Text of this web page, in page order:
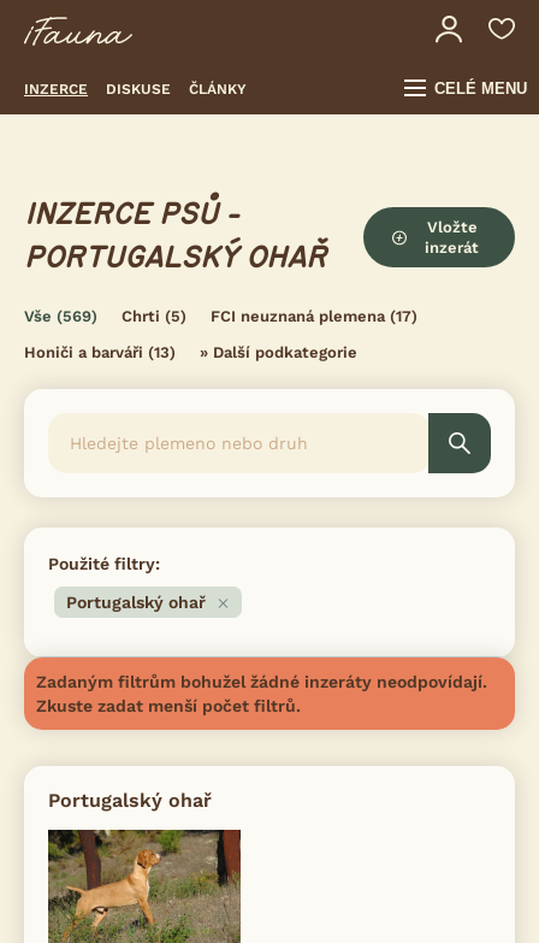
INZERCE DISKUSE ČLÁNKY CELÉ MENU
INZERCE PSŮ -
PORTUGALSKÝ OHAŘ
Vložte
inzerát
Vše (569) Chrti (5) FCI neuznaná plemena(17)
Honiči a barváři (13) » Další podkategorie
Použité filtry:
Portugalský ohař
Zadaným filtrům bohužel žádné inzeráty neodpovídají.
Zkuste zadat menší počet filtrů.
Portugalský ohař